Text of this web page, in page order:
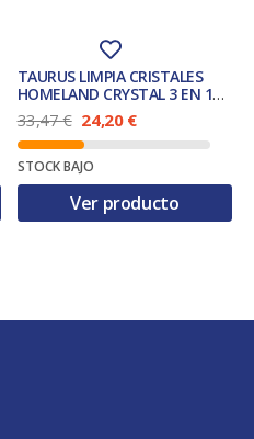
TAURUS LIMPIA CRISTALES
HOMELAND CRYSTAL 3 EN 1
(WCL370)
33,47€ E
l
p
r
e
c
g
24,20 €E
l
p
e
c
u
STOCK BAJO
Ver producto